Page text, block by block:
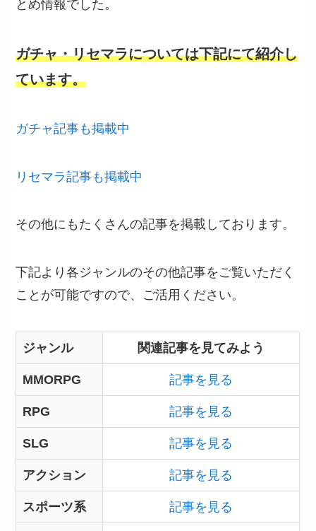
とめ情報でした。
ガチャ・リセマラについては下記にて紹介し
ています。
ガチャ記事も掲載中
リセマラ記事も掲載中
その他にもたくさんの記事を掲載しております。
下記より各ジャンルのその他記事をご覧いただく
ことが可能ですので、ご活用ください。
ジャンル 関連記事を見てみよう
MMORPG 記事を見る
RPG 記事を見る
SLG 記事を見る
アクション 記事を見る
スポーツ系 記事を見る